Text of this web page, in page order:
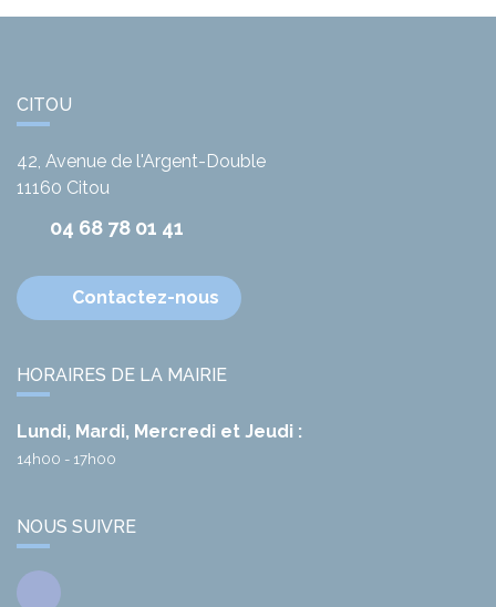
CITOU
42, Avenue de l'Argent-Double
11160 Citou
04 68 78 01 41
Contactez-nous
HORAIRES DE LA MAIRIE
Lundi, Mardi, Mercredi et Jeudi :
14h00 - 17h00
NOUS SUIVRE